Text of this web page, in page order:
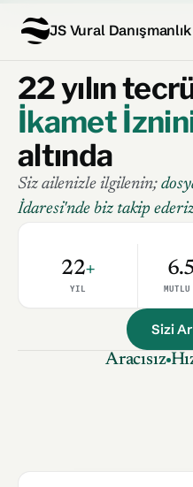
JS Vural Danışmanlık
22 yılın
İkamet
altında
Siz ailenizle ilgilenin;
İdaresi'nde biz takip
22+
YIL
Sizi
Aracısız